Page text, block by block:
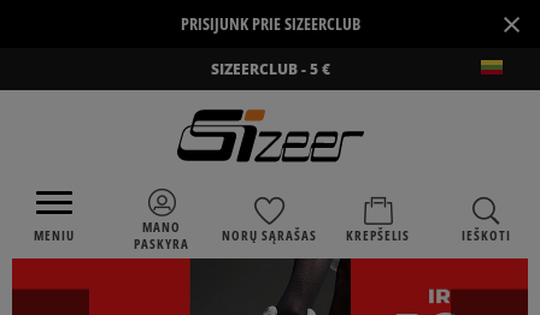
PRISIJUNK PRIE SIZEERCLUB ×
SIZEERCLUB - 5 €
MENIU
MANO
PASKYRA
NORŲ SĄRAŠAS KREPŠELIS IEŠKOTI